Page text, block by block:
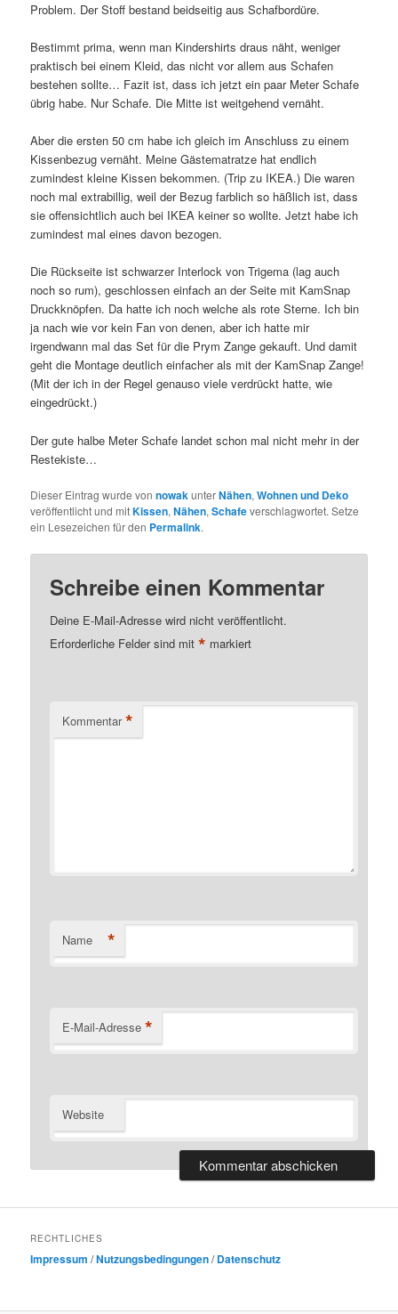
Problem. Der Stoff bestand beidseitig aus Schafbordüre.
Bestimmt prima, wenn man Kindershirts draus näht, weniger
praktisch bei einem Kleid, das nicht vor allem aus Schafen
bestehen sollte… Fazit ist, dass ich jetzt ein paar Meter Schafe
übrig habe. Nur Schafe. Die Mitte ist weitgehend vernäht.
Aber die ersten 50 cm habe ich gleich im Anschluss zu einem
Kissenbezug vernäht. Meine Gästematratze hat endlich
zumindest kleine Kissen bekommen. (Trip zu IKEA.) Die waren
noch mal extrabillig, weil der Bezug farblich so häßlich ist, dass
sie offensichtlich auch bei IKEA keiner so wollte. Jetzt habe ich
zumindest mal eines davon bezogen.
Die Rückseite ist schwarzer Interlock von Trigema (lag auch
noch so rum), geschlossen einfach an der Seite mit KamSnap
Druckknöpfen. Da hatte ich noch welche als rote Sterne. Ich bin
ja nach wie vor kein Fan von denen, aber ich hatte mir
irgendwann mal das Set für die Prym Zange gekauft. Und damit
geht die Montage deutlich einfacher als mit der KamSnap Zange!
(Mit der ich in der Regel genauso viele verdrückt hatte, wie
eingedrückt.)
Der gute halbe Meter Schafe landet schon mal nicht mehr in der
Restekiste…
Dieser Eintrag wurde vonnowakunterNähen,Wohnen und Deko
veröffentlicht und mitKissen,Nähen,Schafeverschlagwortet. Setze
ein Lesezeichen für den Permalink.
Schreibe einen Kommentar
Deine E-Mail-Adresse wird nicht veröffentlicht.
Erforderliche Felder sind mit* markiert
Kommentar *
Name *
E-Mail-Adresse *
Website
RECHTLICHES
Impressum /Nutzungsbedingungen/Datenschutz